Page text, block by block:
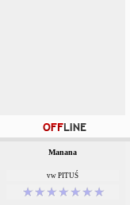
Manana
vw PITUŚ